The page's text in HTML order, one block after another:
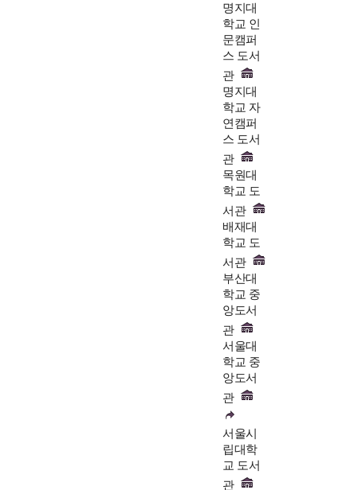
명지대
학교 인
문캠퍼
스 도서
관
명지대
학교 자
연캠퍼
스 도서
관
목원대
학교 도
서관
배재대
학교 도
서관
부산대
학교 중
앙도서
관
서울대
학교 중
앙도서
관
서울시
립대학
교 도서
관